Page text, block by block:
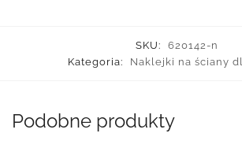
SKU:
620142-n
Kategoria:
Naklejki na ściany
Podobne produkty